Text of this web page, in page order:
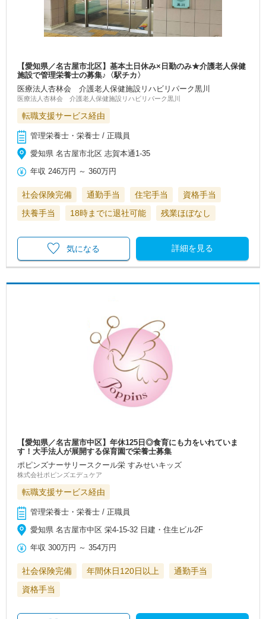
【愛知県／名古屋市北区】基本土日休み×日勤のみ★介護老人保健
施設で管理栄養士の募集♪〈駅チカ〉
医療法人杏林会 介護老人保健施設リハビリパーク黒川
医療法人杏林会 介護老人保健施設リハビリパーク黒川
転職支援サービス経由
管理栄養士・栄養士 / 正職員
愛知県 名古屋市北区 志賀本通1-35
年収 246万円 ～360万円
社会保険完備 通勤手当 住宅手当
資格手当
扶養手当
18時までに退社可能 残業ほぼなし
詳細を見る
気になる
【愛知県／名古屋市中区】年休125日◎食育にも力をいれていま
す！大手法人が展開する保育園で栄養士募集
ポピンズナーサリースクール栄 すみせいキッズ
株式会社ポピンズエデュケア
転職支援サービス経由
管理栄養士・栄養士 / 正職員
愛知県 名古屋市中区 栄4-15-32 日建・住生ビル2F
年収 300万円 ～354万円
社会保険完備 年間休日120日以上
通勤手当
資格手当